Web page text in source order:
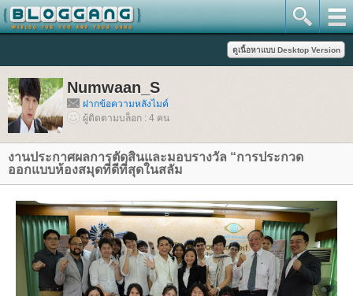
Numwaan_S
ฝากข้อความหลังไมค์
ผู้ติดตามบล็อก : 4 คน
งานประกาศผลการตัดสินและมอบรางวัล “การประกวด
ออกแบบห้องสมุดที่ดีที่สุดในสลัม